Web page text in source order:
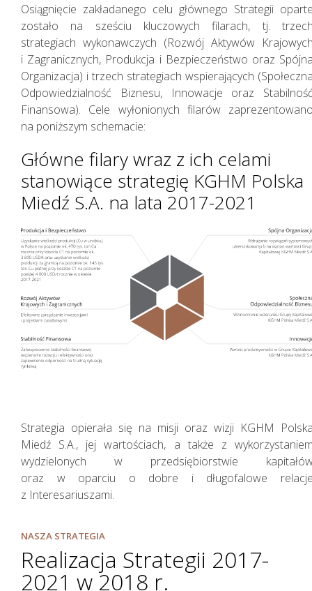
Zasady zarządzania
Nasza Strategia
Osiągnięcie zakładanego celu głównego Strategii
zostało na sześciu kluczowych filarach, tj.
strategiach wykonawczych (Rozwój Aktywów
i Zagranicznych, Produkcja i Bezpieczeństwo oraz
Organizacja) i trzech strategiach wspierających
Odpowiedzialność Biznesu, Innowacje oraz
Finansowa). Cele wyłonionych filarów
na poniższym schemacie:
Główne filary wraz z ich celami
stanowiące strategię KGHM Polska
Miedź S.A. na lata 2017-2021
Strategia opierała się na misji oraz wizji KGHM
Miedź S.A., jej wartościach, a także z
wydzielonych w przedsiębiorstwie
oraz w oparciu o dobre i długofalowe
z Interesariuszami.
NASZA STRATEGIA
Realizacja Strategii 2017-
2021 w 2018 r.